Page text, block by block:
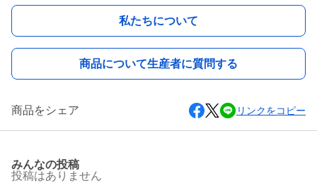
私たちについて
商品について生産者に質問する
商品をシェア リンクをコピー
みんなの投稿
投稿はありません